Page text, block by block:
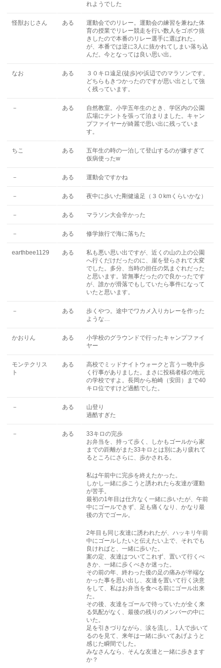
れようでした
怪獣おじさん ある
運動会でのリレー。運動会の練習を兼ねた体
育の授業でリレー競走を行い数人をゴボウ抜
きしたので本番のリレー選手に選ばれた。
が、本番では逆に3人に抜かれてしまい落ち込
んだ。今となっては良い思い出。
なお ある
３０キロ遠足(徒歩)や浜辺でのマラソンです。
どちらもきつかったのですが思い出として強
く残っています。
－ ある
自然教室。小学五年生のとき、学区内の公園
広場にテントを張って泊まりました。キャン
プファイヤーが綺麗で思い出に残っていま
す。
ちこ ある
五年生の時の一泊して登山するのが嫌すぎて
仮病使ったw
－ ある 運動会ですかね
－ ある 夜中に歩いた剛健遠足（３０kmくらいかな）
－ ある マラソン大会辛かった
－ ある 修学旅行で海に落ちた
earthbee1129 ある
私も悪い思い出ですが、近くの山の上の公園
へ行くだけだったのに、崖を登らされて大変
でした。多分、当時の担任の気まぐれだった
と思います。皆無事だったので良かったです
が、誰かが滑落でもしていたら事件になって
いたと思います。
－ ある
歩くやつ。途中でワカメ入りカレーを作った
ような…
かおりん ある
小学校のグラウンドで行ったキャンプファイ
ヤー
モンテクリス
ト
ある
高校でミッドナイトウォークと言う一晩中歩
く行事がありました。まさに投稿者様の地元
の学校ですよ。長岡から柏崎（安田）まで40
キロ位ですけど過酷でした。
－ ある
山登り
過酷すぎた
－ ある
33キロの完歩
お弁当を、持って歩く、しかもゴールから家
までの距離がまた33キロとは別にあり疲れて
るところにさらに、歩かされる。
私は午前中に完歩を終えたかった。
しかし一緒に歩こうと誘われたら友達が運動
が苦手。
最初の1年目は仕方なく一緒に歩いたが、午前
中にゴールできず、足も痛くなり、かなり最
後の方でゴール。
2年目も同じ友達に誘われたが、ハッキリ午前
中にゴールしたいと伝えたい上で、それでも
良ければと、一緒に歩いた。
案の定、友達はついてこれず、置いて行くべ
きか、一緒に歩くべきか迷った。
その前の年、終わった後の足の痛みが半端な
かった事を思い出し、友達を置いて行く決意
をして、私はお弁当を食べる前にゴール出来
た。
その後、友達をゴールで待っていたが全く来
る気配がなく、最後の残りのメンバーの中に
いた。
足を引きづりながら、涙を流し、1人で歩いて
るのを見て、来年は一緒に歩いてあげようと
感じた瞬間でした。
みなさんなら、そんな友達と一緒に歩きます
か？